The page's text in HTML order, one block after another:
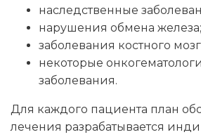
наследственные
нарушения обмена железа;
заболевания костного
некоторые
заболевания.
Для каждого пациента план
лечения разрабатывается